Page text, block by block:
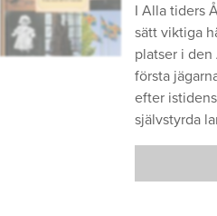
I Alla tiders
sätt viktiga
platser i
första
efter
självstyrda